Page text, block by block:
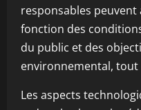
responsables
fonction des
du public et des
environnemental, tout
Les aspects